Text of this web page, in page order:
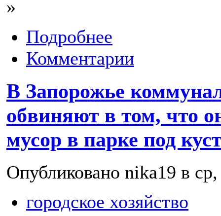
»
Подробнее
Комментарии
В Запорожье
обвиняют в том, что
мусор в парке под
Опубликовано nika19 в
городское хозяйство